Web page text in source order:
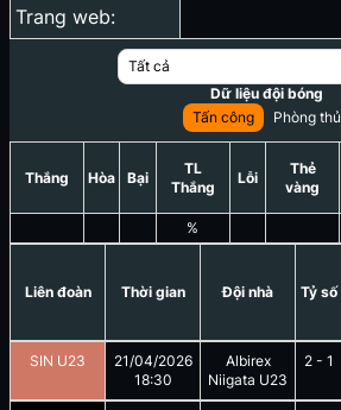
Trang web:
Tất cả
Dữ liệu đội bóng
Tấn công
Phòng thủ
Thắng Hòa Bại
TL
Thắng
%
Lỗi
Thẻ
vàng
Liên đoàn Thời gian Đội nhà Tỷ số
SIN U23
21/04/2026
18:30
Albirex
Niigata U23
2 - 1